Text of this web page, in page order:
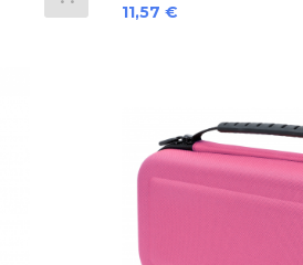
Prezzo
11,57 €